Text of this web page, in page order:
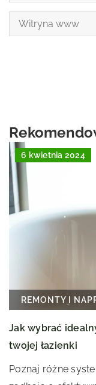
6 kwietnia 2024
REMONTY I
Jak wybrać
twojej łazienki
Poznaj różne